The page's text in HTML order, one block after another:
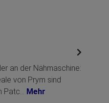
an der Nähmaschine:
von Prym sind
Patc… Mehr